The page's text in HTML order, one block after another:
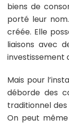
biens de
porté leur
créée. Elle
liaisons avec
investissement
Mais pour
déborde des
traditionnel
On peut